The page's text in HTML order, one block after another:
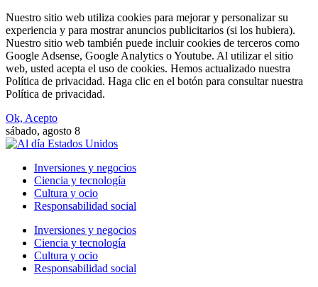
Nuestro sitio web utiliza cookies para mejorar y personalizar su
experiencia y para mostrar anuncios publicitarios (si los hubiera).
Nuestro sitio web también puede incluir cookies de terceros como
Google Adsense, Google Analytics o Youtube. Al utilizar el sitio
web, usted acepta el uso de cookies. Hemos actualizado nuestra
Política de privacidad. Haga clic en el botón para consultar nuestra
Política de privacidad.
Ok, Acepto
sábado, agosto 8
Inversiones y negocios
Ciencia y tecnología
Cultura y ocio
Responsabilidad social
Inversiones y negocios
Ciencia y tecnología
Cultura y ocio
Responsabilidad social